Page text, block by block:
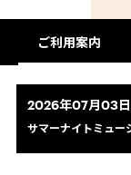
ご利用案内
2026年07月03日
サマーナイトミュー